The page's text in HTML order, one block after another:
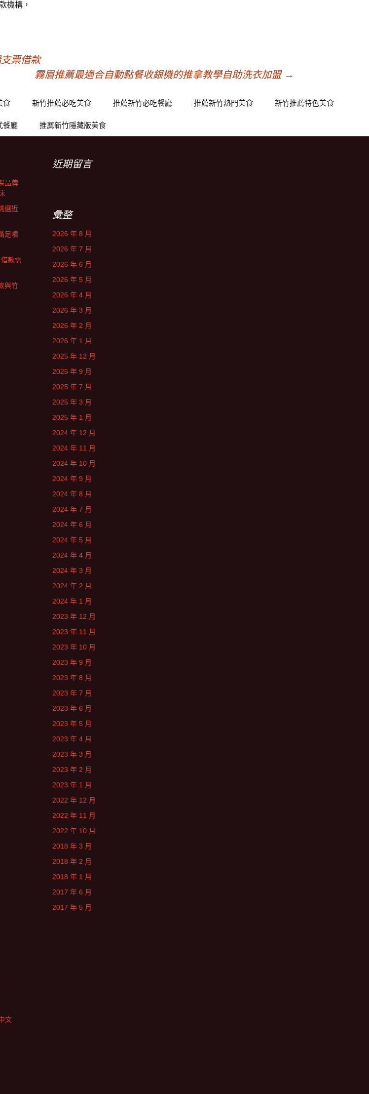
機構，
票借款
霧眉推薦最適合自動點餐收銀機的推拿教學自助洗衣加盟 →
食 新竹推薦必吃美食 推薦新竹必吃餐廳 推薦新竹熱門美食 新竹推薦特色美食
餐廳 推薦新竹隱藏版美食
品牌
選近
足噴
款需
與竹
近期留言
彙整
2026 年 8 月
2026 年 7 月
2026 年 6 月
2026 年 5 月
2026 年 4 月
2026 年 3 月
2026 年 2 月
2026 年 1 月
2025 年 12 月
2025 年 9 月
2025 年 7 月
2025 年 3 月
2025 年 1 月
2024 年 12 月
2024 年 11 月
2024 年 10 月
2024 年 9 月
2024 年 8 月
2024 年 7 月
2024 年 6 月
2024 年 5 月
2024 年 4 月
2024 年 3 月
2024 年 2 月
2024 年 1 月
2023 年 12 月
2023 年 11 月
2023 年 10 月
2023 年 9 月
2023 年 8 月
2023 年 7 月
2023 年 6 月
2023 年 5 月
2023 年 4 月
2023 年 3 月
2023 年 2 月
2023 年 1 月
2022 年 12 月
2022 年 11 月
2022 年 10 月
2018 年 3 月
2018 年 2 月
2018 年 1 月
2017 年 6 月
2017 年 5 月
文